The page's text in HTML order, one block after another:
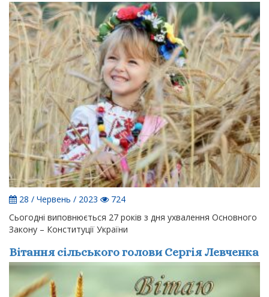
28 / Червень / 2023
724
Сьогодні виповнюється 27 років з дня ухвалення Основного
Закону – Конституції України
Вітання сільського голови Сергія Левченка